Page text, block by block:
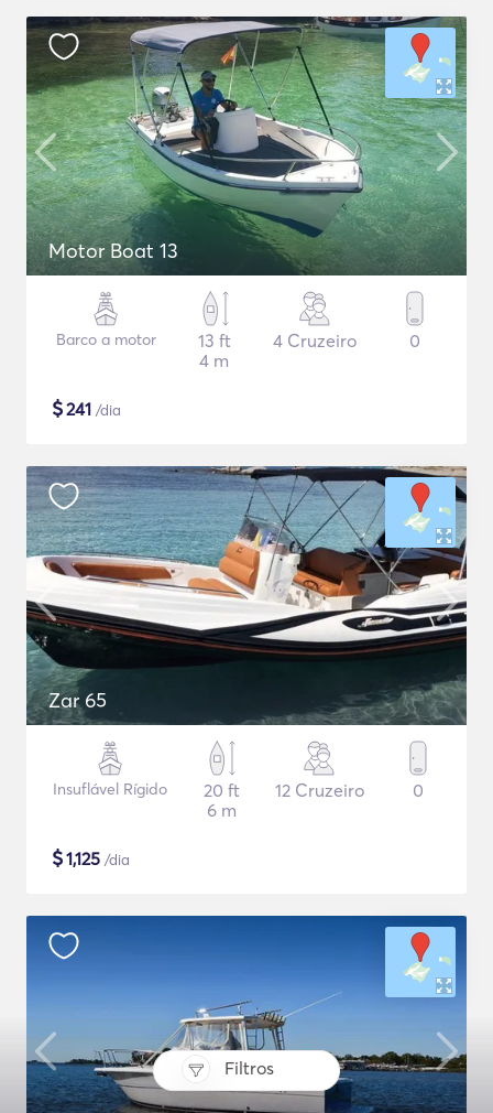
Filtros
Motor Boat 13
Barco a motor
13 ft
4 m
4 Cruzeiro 0
$241 /dia
Zar 65
Insuflável Rígido
20 ft
6 m
12 Cruzeiro 0
$1,125 /dia